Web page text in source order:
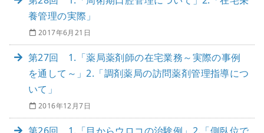
養管理の実際」
2017年6月21日
第27回 1.「薬局薬剤師の在宅業務～実際の事例
を通して～」2.「調剤薬局の訪問薬剤管理指導につ
いて」
2016年12月7日